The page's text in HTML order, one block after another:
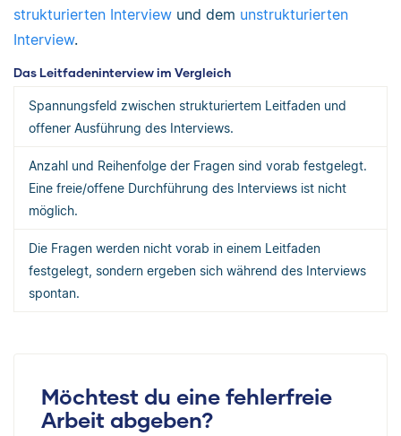
strukturierten Interview und dem unstrukturierten
Interview.
Das Leitfadeninterview im Vergleich
Spannungsfeld zwischen strukturiertem Leitfaden und
offener Ausführung des Interviews.
Anzahl und Reihenfolge der Fragen sind vorab festgelegt.
Eine freie/offene Durchführung des Interviews ist nicht
möglich.
Die Fragen werden nicht vorab in einem Leitfaden
festgelegt, sondern ergeben sich während des Interviews
spontan.
Möchtest du eine fehlerfreie
Arbeit abgeben?